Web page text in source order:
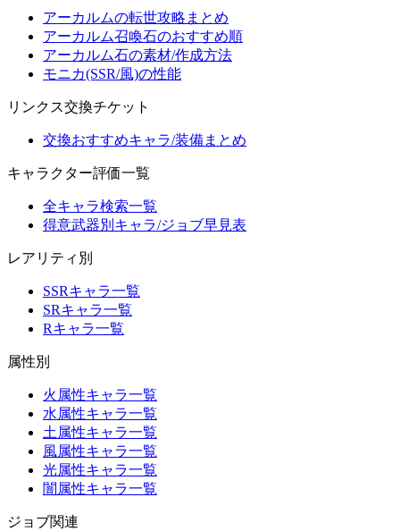
アーカルムの転世攻略まとめ
アーカルム召喚石のおすすめ順
アーカルム石の素材/作成方法
モニカ(SSR/風)の性能
リンクス交換チケット
交換おすすめキャラ/装備まとめ
キャラクター評価一覧
全キャラ検索一覧
得意武器別キャラ/ジョブ早見表
レアリティ別
SSRキャラ一覧
SRキャラ一覧
Rキャラ一覧
属性別
火属性キャラ一覧
水属性キャラ一覧
土属性キャラ一覧
風属性キャラ一覧
光属性キャラ一覧
闇属性キャラ一覧
ジョブ関連